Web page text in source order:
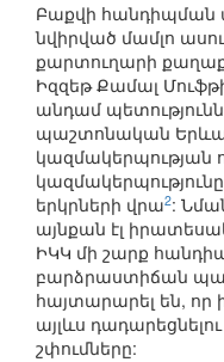
Բաքվի հանդիպման
նվիրված մամլո
քարտուղարի
Իզզեթ Քամալ
անդամ
պաշտոնական
կազմակերպության
երկրների վրա2:
այնքան էլ
ԻԿԿ մի շարք
բարձրաստիճան
հայտարարել են, որ
այլևս
շփումները: